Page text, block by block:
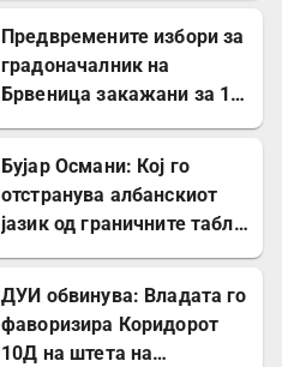
Предвремените избори за
градоначалник на
Брвеница закажани за 18
Бујар Османи: Кој го
отстранува албанскиот
јазик од граничните табли,
ДУИ обвинува: Владата го
фаворизира Коридорот
10Д на штета на